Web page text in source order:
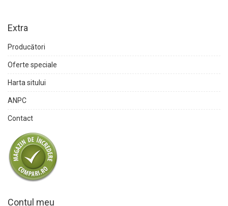
Extra
Producători
Oferte speciale
Harta sitului
ANPC
Contact
Contul meu